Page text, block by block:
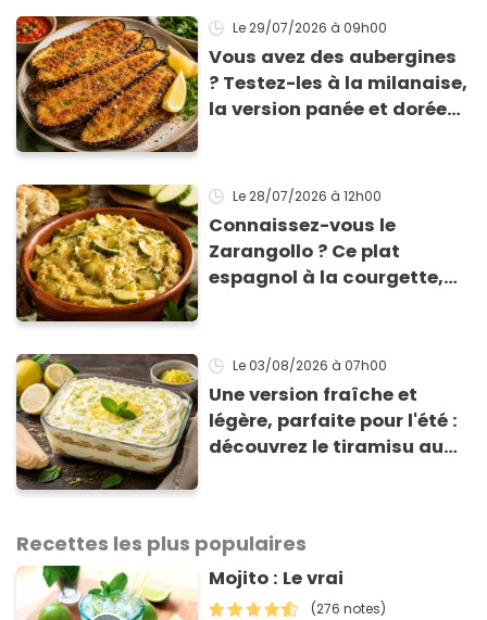
Le 29/07/2026 à 09h00
Vous avez des aubergines
? Testez-les à la milanaise,
la version panée et dorée
Le 28/07/2026 à 12h00
Connaissez-vous le
Zarangollo ? Ce plat
espagnol à la courgette,
Le 03/08/2026 à 07h00
Une version fraîche et
légère, parfaite pour l'été :
découvrez le tiramisu au
Recettes les plus populaires
Mojito : Le vrai
(276 notes)